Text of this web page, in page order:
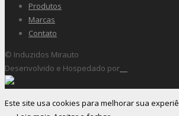
Produtos
Marcas
Contato
© Induzidos Mirauto
Desenvolvido e Hospedado por
Este site usa cookies para melhorar sua